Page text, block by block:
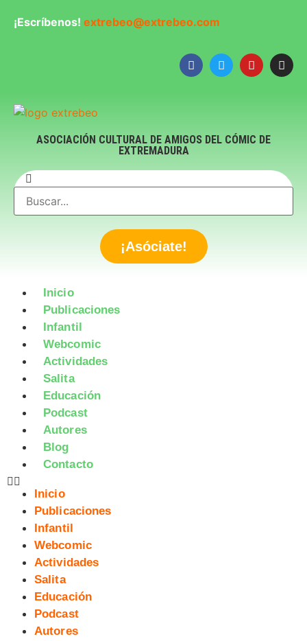
¡Escríbenos! extrebeo@extrebeo.com
ASOCIACIÓN CULTURAL DE AMIGOS DEL CÓMIC DE
EXTREMADURA
¡Asóciate!
Inicio
Publicaciones
Infantil
Webcomic
Actividades
Salita
Educación
Podcast
Autores
Blog
Contacto
Inicio
Publicaciones
Infantil
Webcomic
Actividades
Salita
Educación
Podcast
Autores